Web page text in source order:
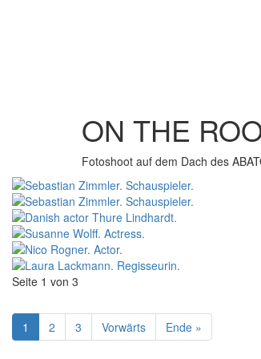
ON THE
Fotoshoot auf dem Dach des
Seite 1 von 3
1 2 3 Vorwärts Ende »